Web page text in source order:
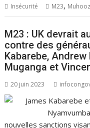
Insécurité M23,
M23 : UK devrait
contre des
Kabarebe,
Muganga et
20 juin 2023
nouvelles sanctions